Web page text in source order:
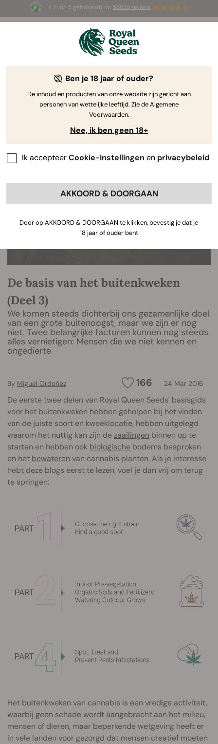
4.7 van 5 gebaseerd op 58690 reviews
3 White Widow Auto zaadjesGRATIS voor de
The RQS Blog
Cannabis Lifestyle Blogs
De basis van het buitenkweken
(Deel 3)
We komen steeds dichterbij ons gezamenlijke doel
van een grote buitenoogst, maar we zijn er nog
niet. Twee belangrijke factoren kunnen nog steeds
alles vernietigen: Mensen die we niet kennen en
ongedierte.
166 24 Mar 2016
By Miguel Ordoñez
De eerste twee delen van Royal Queen Seeds' basisgids
voor het buitenkweken hebben geholpen bij het vinden
van de juiste soort en kweeklocatie, hebben uitgelegd
waarom het nuttig kan zijn dezaailingen binnen op te
starten en hebben ook biologische bodems besproken
en het bewateren van cannabis planten. Als je interesse
hebt deze blogs eerst te lezen, voel je dan vrij om terug
te springen:
Het buitenkweken van cannabis is een vredige activiteit,
waarbij geen schade wordt aangebracht aan het milieu,
mensen of dieren, maar beperkende wetgeving heeft er
in vele landen voor gezorgd dat mensen creatief moeten
Ben je 18 jaar of ouder?
De inhoud en producten van onze website zijn gericht aan
personen van wettelijke leeftijd. Zie de Algemene
Voorwaarden.
Nee, ik ben geen 18+
Ik accepteerCookie-instellingen en privacybeleid
AKKOORD & DOORGAAN
Door op AKKOORD & DOORGAAN te klikken, bevestig je dat je
18 jaar of ouder bent